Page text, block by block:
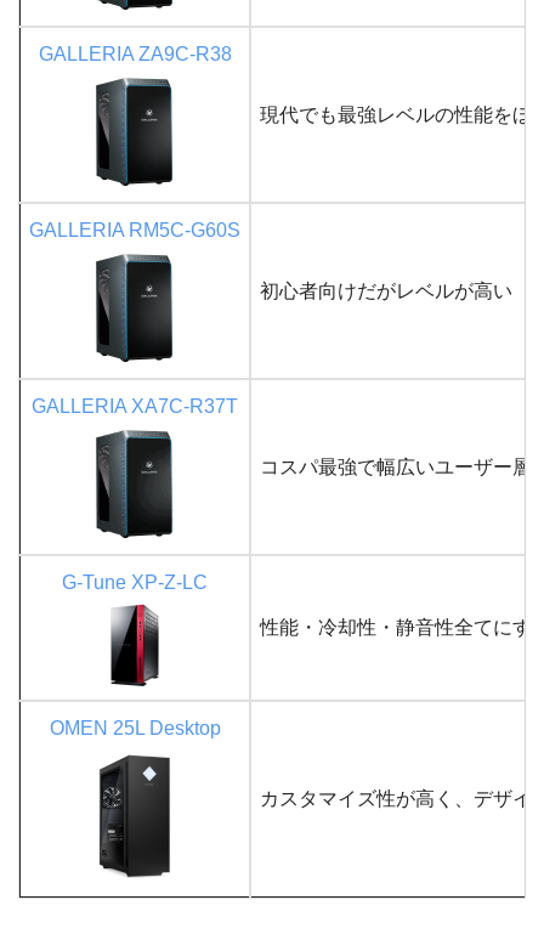
GALLERIA ZA9C-R38
現代でも最強レベルの性能をほ
GALLERIA RM5C-G60S
初心者向けだがレベルが高い
GALLERIA XA7C-R37T
コスパ最強で幅広いユーザー層
G-Tune XP-Z-LC
性能・冷却性・静音性全てにす
OMEN 25L Desktop
カスタマイズ性が高く、デザイ